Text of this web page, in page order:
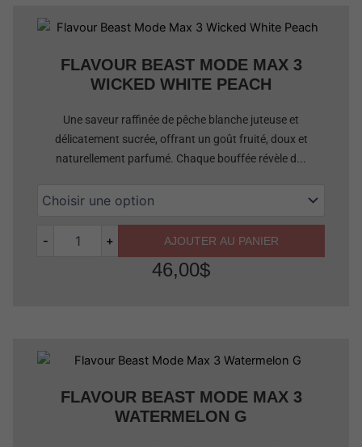
FLAVOUR BEAST MODE MAX 3
WICKED WHITE PEACH
Une saveur raffinée de pêche blanche juteuse et
délicatement sucrée, offrant un goût fruité, doux et
naturellement parfumé. Chaque bouffée révèle d...
- + AJOUTER AU PANIER
46,00$
FLAVOUR BEAST MODE MAX 3
WATERMELON G